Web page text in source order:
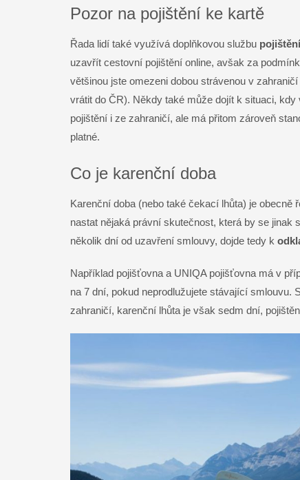
Pozor na pojištění ke kartě
Řada lidí také využívá doplňkovou službu
uzavřít cestovní pojištění online, avšak za
většinou jste omezeni dobou strávenou v
vrátit do ČR). Někdy také může dojít k situaci,
pojištění i ze zahraničí, ale má přitom zároveň
platné.
Co je karenční doba
Karenční doba (nebo také čekací lhůta) je
nastat nějaká právní skutečnost, která by se jinak
několik dní od uzavření smlouvy, dojde tedy k
Například pojišťovna a UNIQA pojišťovna má v
na 7 dní, pokud neprodlužujete stávající smlouvu.
zahraničí, karenční lhůta je však sedm dní,